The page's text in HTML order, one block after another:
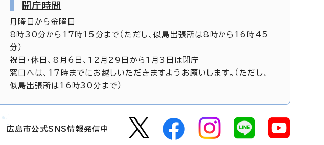
開庁時間
月曜日から金曜日
8時30分から17時15分まで（ただし、似島出張所は8時から16時45
分）
祝日・休日、8月6日、12月29日から1月3日は閉庁
窓口へは、17時までにお越しいただきますようお願いします。（ただし、
似島出張所は16時30分まで）
広島市公式SNS情報発信中